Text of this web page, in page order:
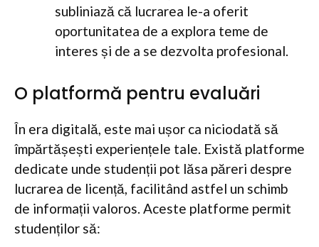
subliniază că lucrarea le-a oferit
oportunitatea de a explora teme de
interes și de a se dezvolta profesional.
O platformă pentru evaluări
În era digitală, este mai ușor ca niciodată să
împărtășești experiențele tale. Există platforme
dedicate unde studenții pot lăsa păreri despre
lucrarea de licență, facilitând astfel un schimb
de informații valoros. Aceste platforme permit
studenților să: